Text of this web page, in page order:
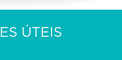
ÚTEIS